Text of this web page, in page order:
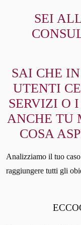
SEI
SAI CHE
UTENTI
SERVIZI O
ANCHE TU
COSA
Analizziamo il tuo
raggiungere tutti gli